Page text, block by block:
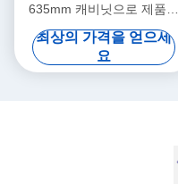
635mm 캐비닛으로 제품에
대 한 스테인레스 스틸 공기
샤워
최상의 가격을 얻으세
요